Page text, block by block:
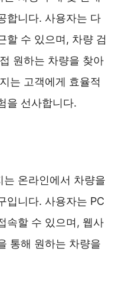
합니다. 사용자는 다
할 수 있으며, 차량 검
원하는 차량을 찾아
는 고객에게 효율적
을 선사합니다.
온라인에서 차량을
입니다. 사용자는 PC
속할 수 있으며, 웹사
통해 원하는 차량을